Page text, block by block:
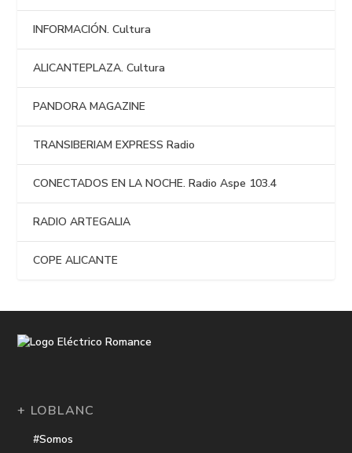
INFORMACIÓN. Cultura
ALICANTEPLAZA. Cultura
PANDORA MAGAZINE
TRANSIBERIAM EXPRESS Radio
CONECTADOS EN LA NOCHE. Radio Aspe 103.4
RADIO ARTEGALIA
COPE ALICANTE
+ LOBLANC
#Somos